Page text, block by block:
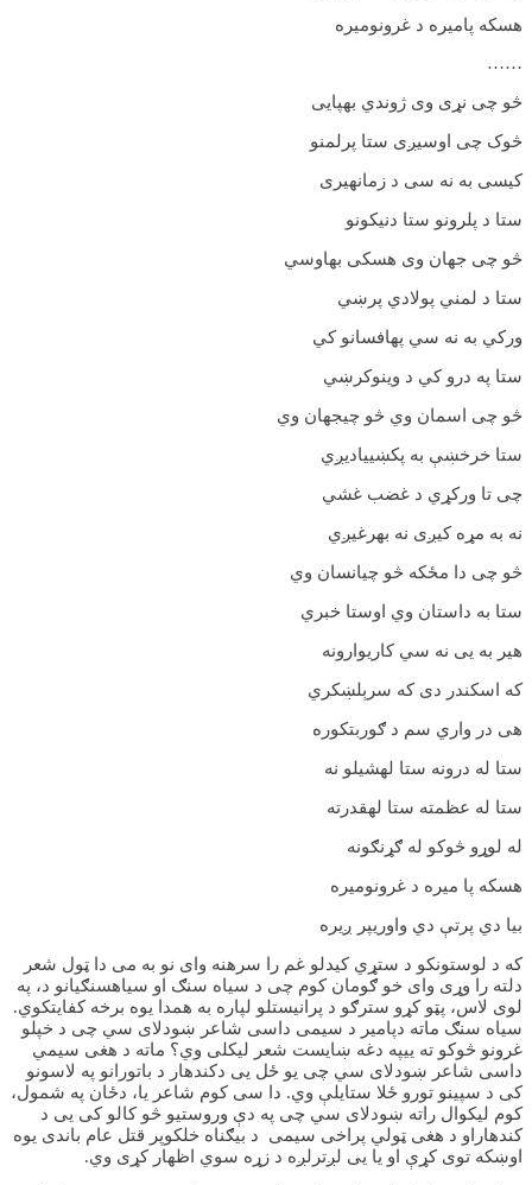
هسکه پامیره د غرونومیره
……
څو چی نړی وی ژوندي بهپایی
څوک چی اوسیږی ستا پرلمنو
کیسی به نه سی د زمانهیری
ستا د پلرونو ستا دنیکونو
څو چی جهان وی هسکی بهاوسي
ستا د لمني پولادي پرښي
ورکي به نه سي پهافسانو کي
ستا په درو کي د وینوکرښي
څو چی اسمان وي څو چیجهان وي
ستا خرخښې به پکښيیادیږي
چی تا ورکړي د غضب غشي
نه به مړه کیږی نه بهرغیږي
څو چی دا مځکه څو چیانسان وي
ستا به داستان وي اوستا خبري
هیر به یی نه سي کاريوارونه
که اسکندر دی که سرېلښکري
هی در واري سم د ګوربتکوره
ستا له درونه ستا لهشیلو نه
ستا له عظمته ستا لهقدرته
له لوړو څوکو له ګړنګونه
هسکه پا میره د غرونومیره
بیا دي پرتې دي واوريپر ږیره
که د لوستونکو د ستړي کیدلو غم را سرهنه وای نو به می دا ټول شعر
دلته را وړی وای خو ګومان کوم چی د سیاه سنګ او سیاهسنګیانو د، په
لوی لاس، پټو کړو سترګو د پرانیستلو لپاره به همدا یوه برخه کفایتکوي.
سیاه سنګ ماته دپامیر د سیمی داسی شاعر ښودلای سي چی د خپلو
غرونو څوکو ته ییپه دغه ښایست شعر لیکلی وي؟ ماته د هغی سیمي
داسی شاعر ښودلای سي چی یو ځل یی دکندهار د باتورانو په لاسونو
کی د سپینو تورو ځلا ستایلې وي. دا سی کوم شاعر یا، دځان په شمول،
کوم لیکوال راته ښودلای سي چی په دې وروستیو څو کالو کی یی د
کندهاراو د هغی ټولي پراخی سیمی د بیګناه خلکوپر قتل عام باندی یوه
اوښکه توی کړې او یا یی لږترلږه د زړه سوي اظهار کړی وي.